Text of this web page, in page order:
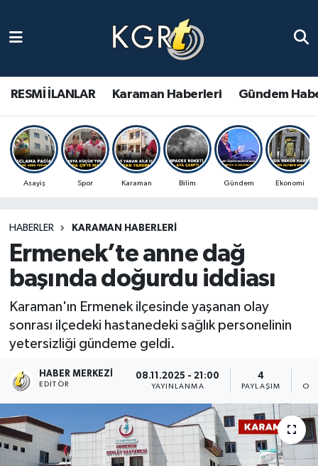
RESMİ İLANLAR Karaman Haberleri Gündem
Asayiş Spor Karaman Bilim Gündem Ekonomi
HABERLER KARAMAN HABERLERI
Ermenek’te anne dağ
başında doğurdu iddiası
Karaman'ın Ermenek ilçesinde yaşanan olay
sonrası ilçedeki hastanedeki sağlık personelinin
yetersizliği gündeme geldi.
HABER MERKEZI
EDITÖR
08.11.2025 - 21:00
YAYINLANMA
4
PAYLAŞIM
Gündem Haberleri
Güncel Haberler
Spor Haberleri
Ulusal Haberler
Vefat Edenler